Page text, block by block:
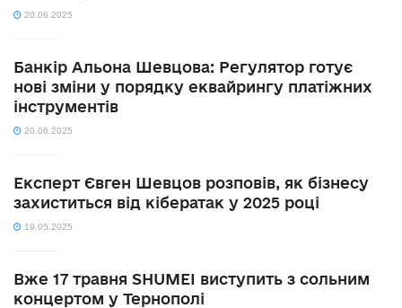
20.06.2025
Банкір Альона Шевцова: Регулятор готує
нові зміни у порядку еквайрингу платіжних
інструментів
20.06.2025
Експерт Євген Шевцов розповів, як бізнесу
захиститься від кібератак у 2025 році
19.05.2025
Вже 17 травня SHUMEI виступить з сольним
концертом у Тернополі